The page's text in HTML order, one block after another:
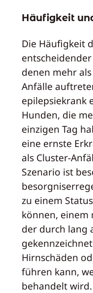
Häufigkeit
Die Häufigkeit
denen mehr
Anfälle
epilepsiekrank
Hunden, die
einzigen Tag
eine ernste
als Cluster-
Szenario ist
zu einem
können, einem
der durch lang
Hirnschäden
führen kann,
behandelt wird.